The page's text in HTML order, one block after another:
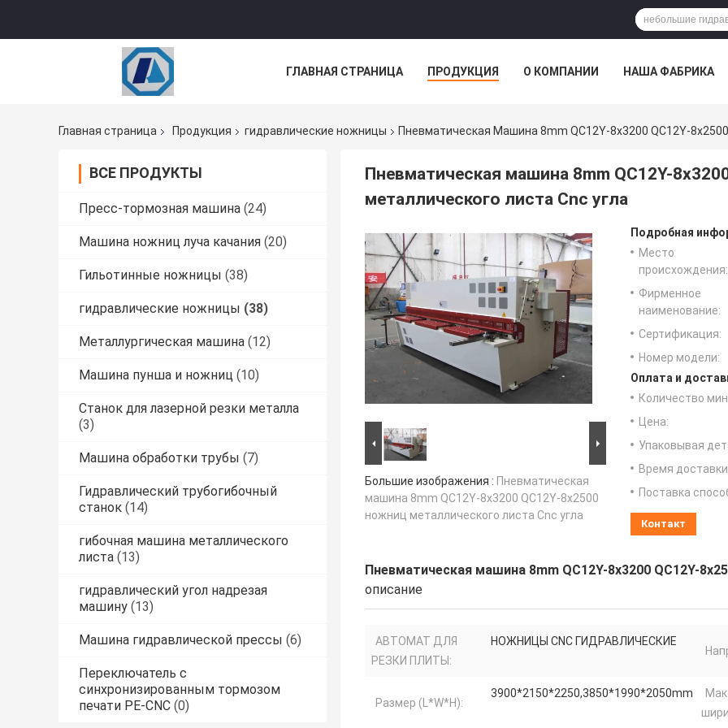
ГЛАВНАЯ СТРАНИЦА ПРОДУКЦИЯ О КОМПАНИИ НАША ФАБРИКА
Главная страница
Продукция гидравлические ножницы Пневматическая Машина 8mm QC12Y-8x3200 QC12Y-
ВСЕ ПРОДУКТЫ
Пресс-тормозная машина (24)
Машина ножниц луча качания (20)
Гильотинные ножницы (38)
гидравлические ножницы (38)
Металлургическая машина (12)
Машина пунша и ножниц (10)
Станок для лазерной резки металла
(3)
Машина обработки трубы (7)
Гидравлический трубогибочный
станок (14)
гибочная машина металлического
листа (13)
гидравлический угол надрезая
машину (13)
Машина гидравлической прессы (6)
Переключатель с
синхронизированным тормозом
печати PE-CNC (0)
Пневматическая машина 8mm QC12Y-
металлического листа Cnc угла
Большие изображения : Пневматическая
машина 8mm QC12Y-8x3200 QC12Y-8x2500
ножниц металлического листа Cnc угла
Подробная
Место
происхождения:
Фирменное
наименование:
Сертификация:
Номер модели:
Оплата и
Количество
Цена:
Упаковывая
Время
Поставка
Контакт
Пневматическая машина 8mm QC12Y-8x3200 QC12Y-
описание
АВТОМАТ ДЛЯ
РЕЗКИ ПЛИТЫ:
НОЖНИЦЫ CNC ГИДРАВЛИЧЕСКИЕ
Размер (L*W*H):
3900*2150*2250,3850*1990*2050mm